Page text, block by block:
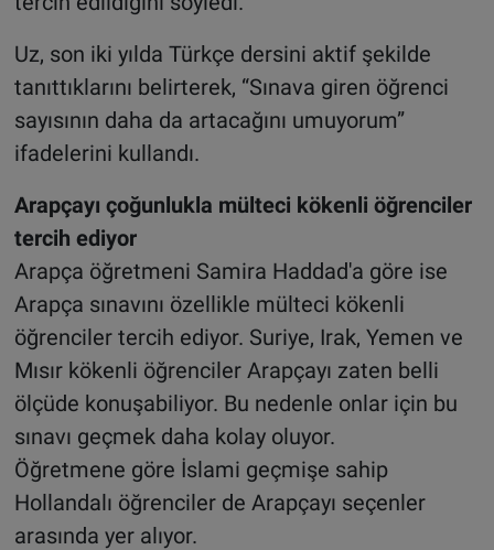
Uz, son iki yılda Türkçe dersini aktif şekilde
tanıttıklarını belirterek, “Sınava giren öğrenci
sayısının daha da artacağını umuyorum”
ifadelerini kullandı.
Arapçayı çoğunlukla mülteci kökenli öğrenciler
tercih ediyor
Arapça öğretmeni Samira Haddad'a göre ise
Arapça sınavını özellikle mülteci kökenli
öğrenciler tercih ediyor. Suriye, Irak, Yemen ve
Mısır kökenli öğrenciler Arapçayı zaten belli
ölçüde konuşabiliyor. Bu nedenle onlar için bu
sınavı geçmek daha kolay oluyor.
Öğretmene göre İslami geçmişe sahip
Hollandalı öğrenciler de Arapçayı seçenler
arasında yer alıyor.